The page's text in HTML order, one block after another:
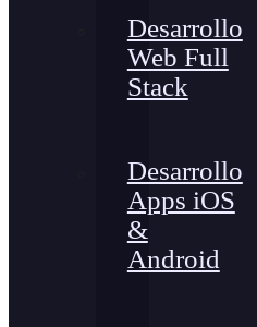
Desarrollo
Web Full
Stack
Desarrollo
Apps iOS
&
Android